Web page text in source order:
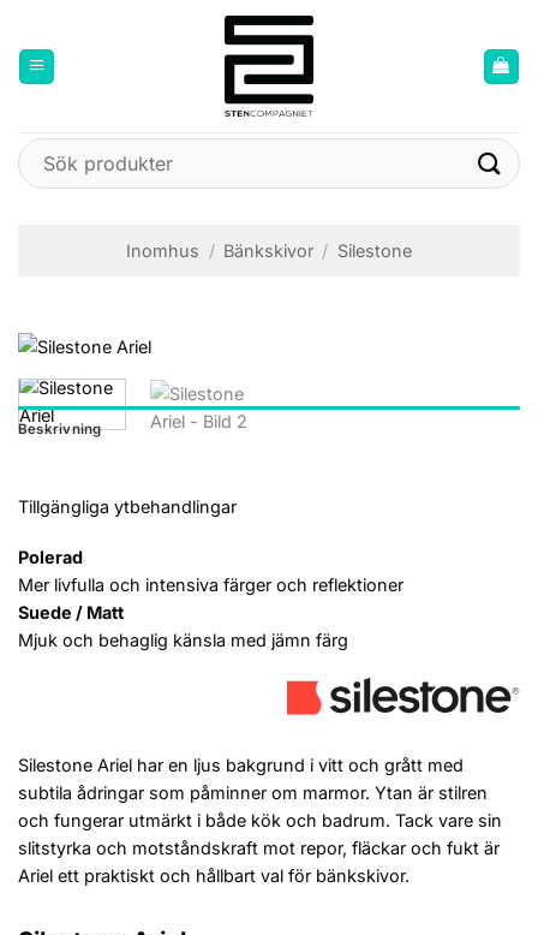
content
Sök
efter:
Inomhus / Bänkskivor / Silestone
Beskrivning
Tillgängliga ytbehandlingar
Polerad
Mer livfulla och intensiva färger och reflektioner
Suede / Matt
Mjuk och behaglig känsla med jämn färg
Silestone Ariel har en ljus bakgrund i vitt och grått med
subtila ådringar som påminner om marmor. Ytan är stilren
och fungerar utmärkt i både kök och badrum. Tack vare sin
slitstyrka och motståndskraft mot repor, fläckar och fukt är
Ariel ett praktiskt och hållbart val för bänkskivor.